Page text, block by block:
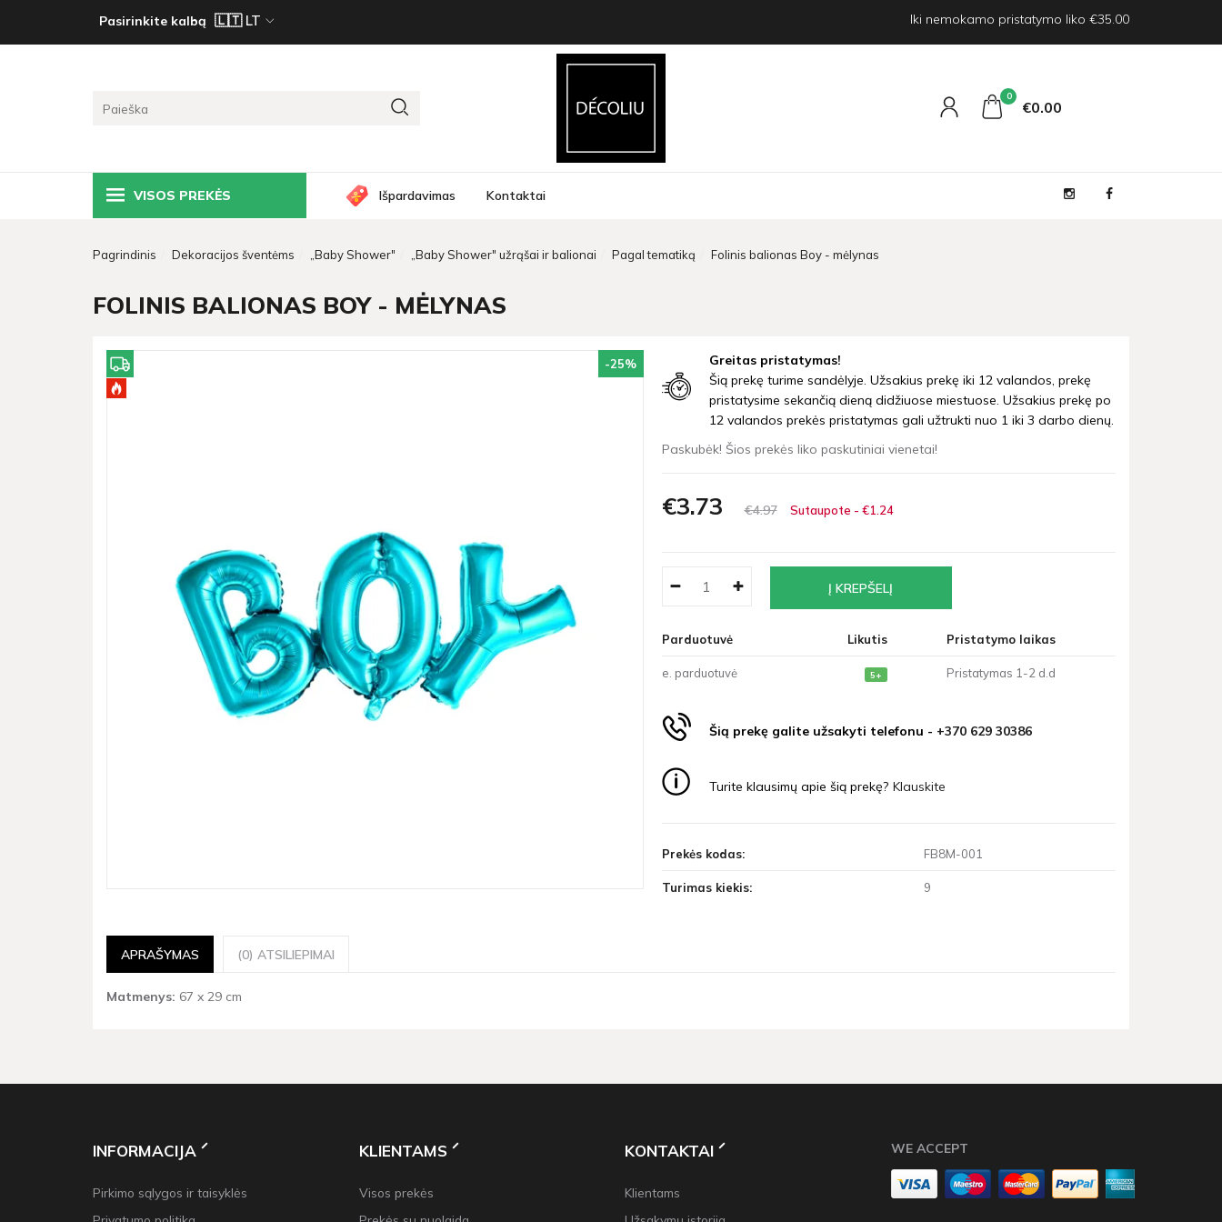
Pasirinkite kalbą Iki nemokamo pristatymo liko €35.00
0
€0 00
VISOS PREKĖS Išpardavimas Kontaktai
Pagrindinis Dekoracijos šventėms „Baby Shower" „Baby Shower" užrąšai ir balionai Pagal tematiką Folinis balionas Boy - mėlynas
FOLINIS BALIONAS BOY - MĖLYNAS
-25%
Greitas pristatymas!
Šią prekę turime sandėlyje. Užsakius prekę iki 12 valandos, prekę
pristatysime sekančią dieną didžiuose miestuose. Užsakius prekę po
12 valandos prekės pristatymas gali užtrukti nuo 1 iki 3 darbo dienų.
Paskubėk! Šios prekės liko paskutiniai vienetai!
€3 73 €497 Sutaupote - €1 24
Parduotuvė Likutis Pristatymo laikas
e. parduotuvė 5+ Pristatymas 1-2 d.d
Šią prekę galite užsakyti telefonu - +370 629 30386
Turite klausimų apie šią prekę? Klauskite
Prekės kodas: FB8M-001
Turimas kiekis: 9
APRAŠYMAS (0) ATSILIEPIMAI
Matmenys: 67 x 29 cm
INFORMACIJA
Pirkimo sąlygos ir taisyklės
KLIENTAMS
Visos prekės
KONTAKTAI
Klientams
WE ACCEPT